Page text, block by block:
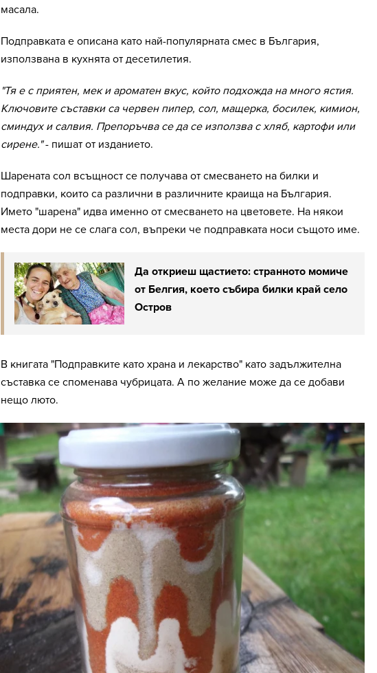
масала.
Подправката е описана като най-популярната смес в България,
използвана в кухнята от десетилетия.
"Тя е с приятен, мек и ароматен вкус, който подхожда на много ястия.
Ключовите съставки са червен пипер, сол, мащерка, босилек, кимион,
сминдух и салвия. Препоръчва се да се използва с хляб, картофи или
сирене."- пишат от изданието.
Шарената сол всъщност се получава от смесването на билки и
подправки, които са различни в различните краища на България.
Името "шарена" идва именно от смесването на цветовете. На някои
места дори не се слага сол, въпреки че подправката носи същото име.
Да откриеш щастието: странното момиче
от Белгия, което събира билки край село
Остров
В книгата "Подправките като храна и лекарство" като задължителна
съставка се споменава чубрицата. А по желание може да се добави
нещо люто.